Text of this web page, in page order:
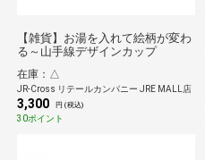
【雑貨】お湯を入れて絵柄が変わ
る～山手線デザインカップ
在庫：△
JR-Cross リテールカンパニー JRE MALL店
3,300 円 (税込)
30ポイント